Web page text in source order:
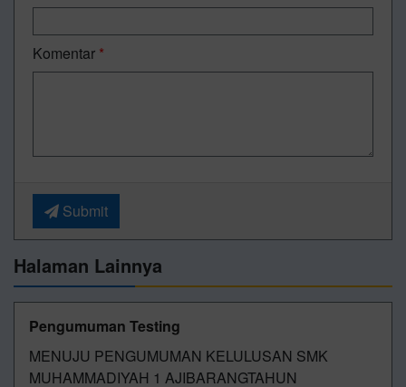
Komentar *
Submit
Halaman Lainnya
Pengumuman Testing
MENUJU PENGUMUMAN KELULUSAN SMK
MUHAMMADIYAH 1 AJIBARANGTAHUN